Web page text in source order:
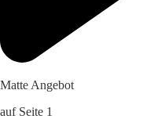
Matte Angebot
auf Seite 1